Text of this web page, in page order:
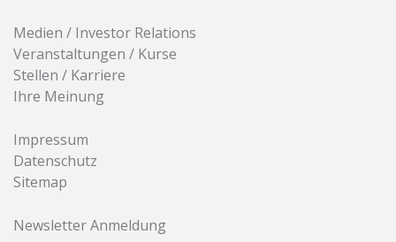
Medien / Investor Relations
Veranstaltungen / Kurse
Stellen / Karriere
Ihre Meinung
Impressum
Datenschutz
Sitemap
Newsletter Anmeldung